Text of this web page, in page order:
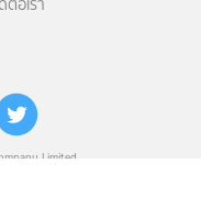
Limited.
ต่อเรา